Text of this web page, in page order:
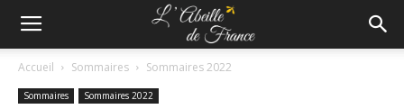
Accueil Sommaires Sommaires 2022
Sommaires Sommaires 2022